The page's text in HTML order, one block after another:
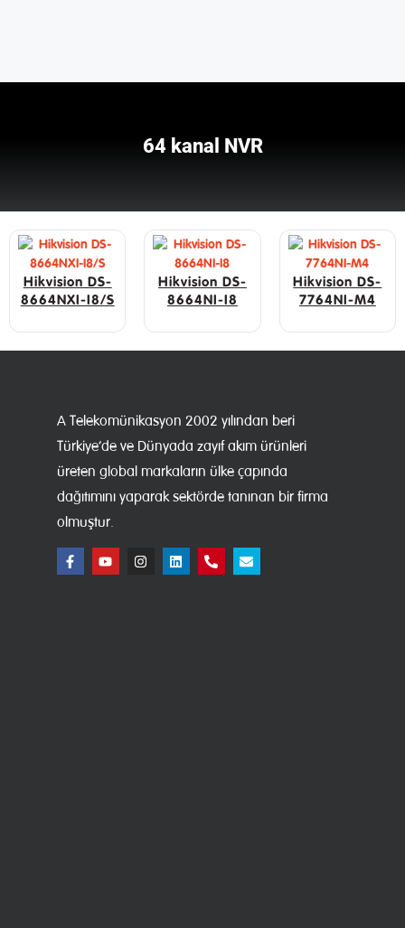
64 kanal NVR
Hikvision DS-
8664NXI-I8/S
Hikvision DS-
8664NI-I8
Hikvision DS-
7764NI-M4
A Telekomünikasyon 2002 yılından beri
Türkiye’de ve Dünyada zayıf akım ürünleri
üreten global markaların ülke çapında
dağıtımını yaparak sektörde tanınan bir firma
olmuştur.